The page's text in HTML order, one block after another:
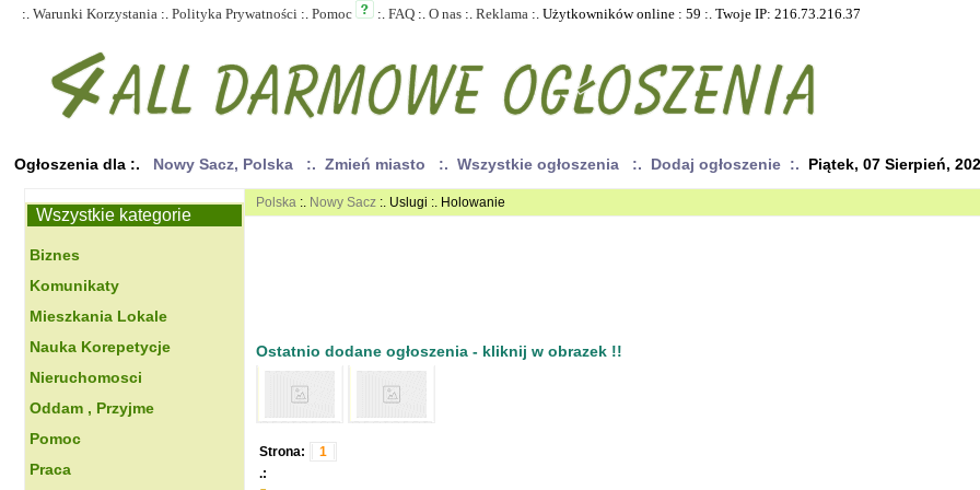
:. Warunki Korzystania :. Polityka Prywatności :. Pomoc :. FAQ :. O nas :. Reklama :. Użytkowników online : 59 :. Twoje IP: 216.73.216.37
Ogłoszenia dla :. Nowy Sacz, Polska :. Zmień miasto :. Wszystkie ogłoszenia :. Dodaj ogłoszenie :. Piątek, 07 Sierpień,
Wszystkie kategorie
Biznes
Komunikaty
Mieszkania Lokale
Nauka Korepetycje
Nieruchomosci
Oddam , Przyjme
Pomoc
Praca
Polska :. Nowy Sacz :. Uslugi :. Holowanie
Ostatnio dodane ogłoszenia - kliknij w obrazek !!
Strona:
1
.: